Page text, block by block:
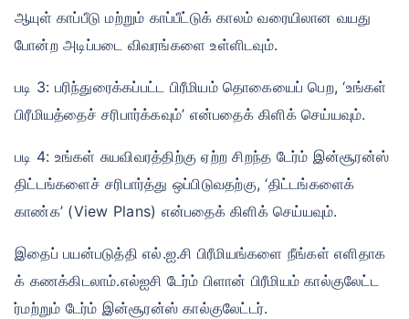
ஆயுள் காப்பீடு மற்றும் காப்பீட்டுக் காலம் வரையிலான வயது
போன்ற அடிப்படை விவரங்களை உள்ளிடவும்.
படி 3: பரிந்துரைக்கப்பட்ட பிரீமியம் தொகையைப் பெற, ‘உங்கள்
பிரீமியத்தைச் சரிபார்க்கவும்’ என்பதைக் கிளிக் செய்யவும்.
படி 4: உங்கள் சுயவிவரத்திற்கு ஏற்ற சிறந்த டேர்ம் இன்சூரன்ஸ்
திட்டங்களைச் சரிபார்த்து ஒப்பிடுவதற்கு, ‘திட்டங்களைக்
காண்க’ (View Plans) என்பதைக் கிளிக் செய்யவும்.
இதைப் பயன்படுத்தி எல்.ஐ.சி பிரீமியங்களை நீங்கள் எளிதாக
க் கணக்கிடலாம்.எல்ஐசி டேர்ம் பிளான் பிரீமியம் கால்குலேட்ட
ர்மற்றும் டேர்ம் இன்சூரன்ஸ் கால்குலேட்டர்.